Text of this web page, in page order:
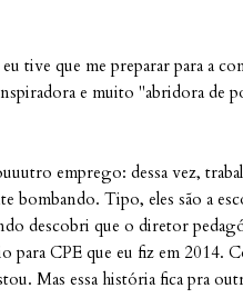
tive que me preparar para a
e muito "abridora de
emprego: dessa vez,
bombando. Tipo, eles são a
descobri que o diretor
CPE que eu fiz em 2014.
Mas essa história fica pra